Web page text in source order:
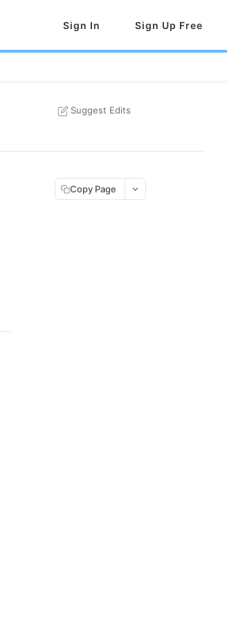
Sign In Sign Up Free
Suggest Edits
Copy Page